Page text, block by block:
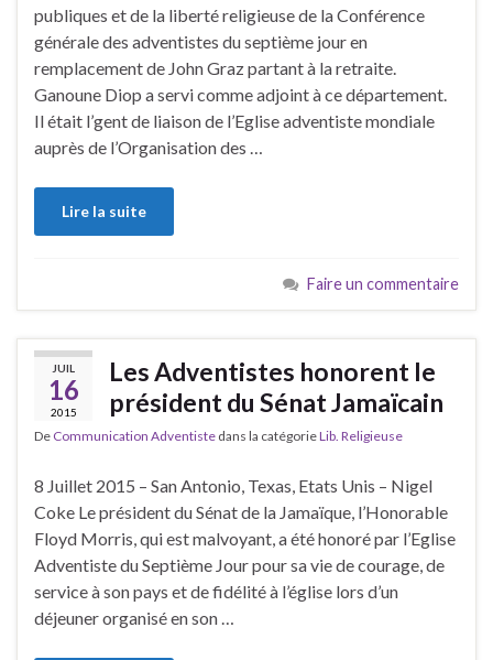
publiques et de la liberté religieuse de la Conférence
générale des adventistes du septième jour en
remplacement de John Graz partant à la retraite.
Ganoune Diop a servi comme adjoint à ce département.
Il était l’gent de liaison de l’Eglise adventiste mondiale
auprès de l’Organisation des …
Lire la suite
Faire un commentaire
JUIL
16
2015
Les Adventistes honorent le
président du Sénat Jamaïcain
De Communication Adventiste dans la catégorieLib. Religieuse
8 Juillet 2015 – San Antonio, Texas, Etats Unis – Nigel
Coke Le président du Sénat de la Jamaïque, l’Honorable
Floyd Morris, qui est malvoyant, a été honoré par l’Eglise
Adventiste du Septième Jour pour sa vie de courage, de
service à son pays et de fidélité à l’église lors d’un
déjeuner organisé en son …